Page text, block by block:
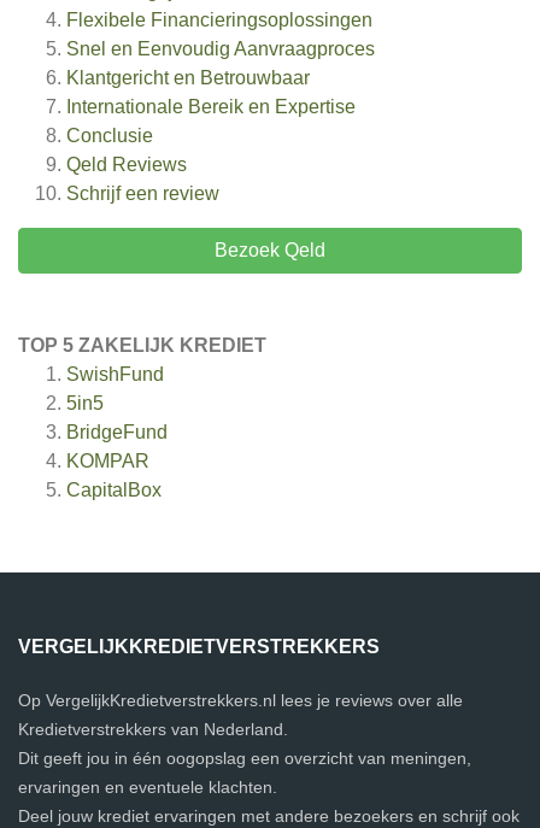
Flexibele Financieringsoplossingen
Snel en Eenvoudig Aanvraagproces
Klantgericht en Betrouwbaar
Internationale Bereik en Expertise
Conclusie
Qeld Reviews
Schrijf een review
Bezoek Qeld
TOP 5 ZAKELIJK KREDIET
SwishFund
5in5
BridgeFund
KOMPAR
CapitalBox
VERGELIJKKREDIETVERSTREKKERS
Op VergelijkKredietverstrekkers.nl lees je reviews over alle
Kredietverstrekkers van Nederland.
Dit geeft jou in één oogopslag een overzicht van meningen,
ervaringen en eventuele klachten.
Deel jouw krediet ervaringen met andere bezoekers en schrijf ook